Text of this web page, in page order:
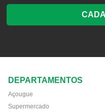
DEPARTAMENTOS
Açougue
Supermercado